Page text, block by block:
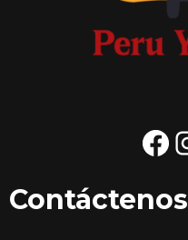
Contáctenos